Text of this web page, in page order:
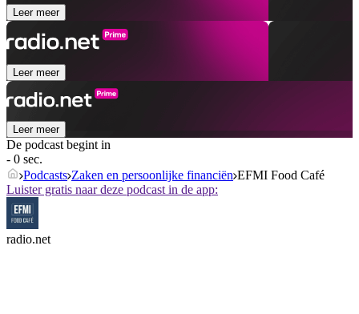
Leer meer
Leer meer
Leer meer
De podcast begint in
- 0 sec.
Podcasts Zaken en persoonlijke financiën EFMI Food Café
Luister gratis naar deze podcast in de app:
radio.net